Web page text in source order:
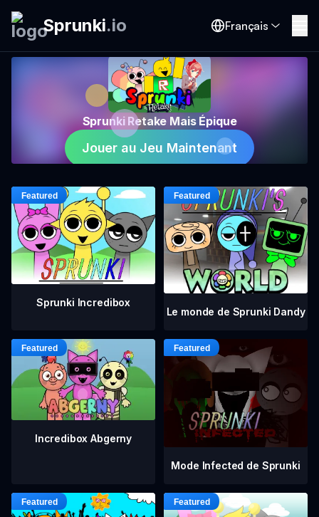
Sprunki.io Français
Sprunki Retake Mais Épique
Jouer au Jeu Maintenant
Sprunki Incredibox
Le monde de Sprunki Dandy
Incredibox Abgerny
Mode Infected de Sprunki